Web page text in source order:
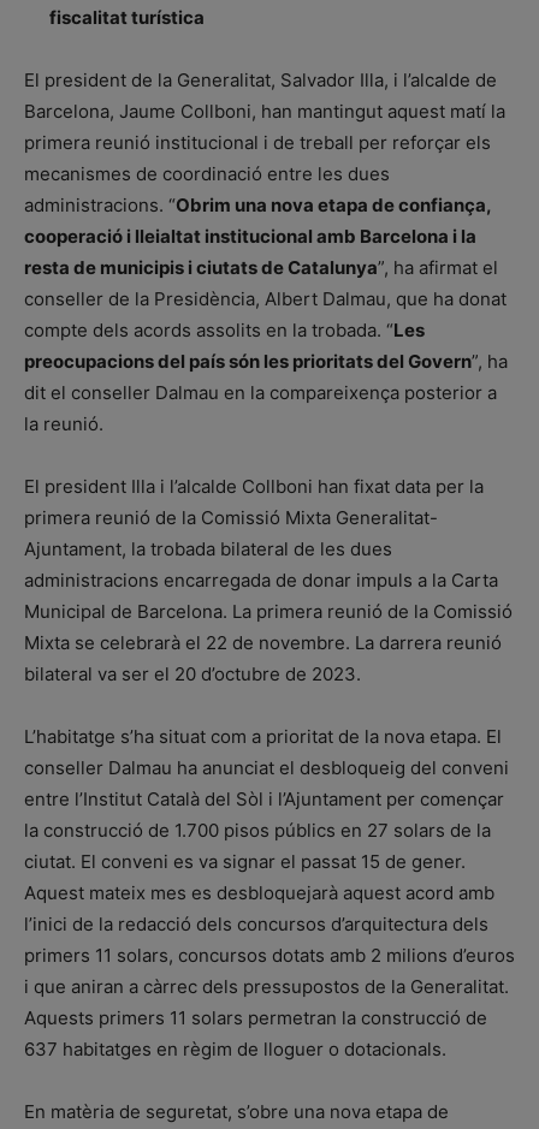
fiscalitat turística
El president de la Generalitat, Salvador Illa, i l’alcalde de
Barcelona, Jaume Collboni, han mantingut aquest matí la
primera reunió institucional i de treball per reforçar els
mecanismes de coordinació entre les dues
administracions. “Obrim una nova etapa de confiança,
cooperació i lleialtat institucional amb Barcelona i la
resta de municipis i ciutats de Catalunya”, ha afirmat el
conseller de la Presidència, Albert Dalmau, que ha donat
compte dels acords assolits en la trobada. “Les
preocupacions del país són les prioritats del Govern”, ha
dit el conseller Dalmau en la compareixença posterior a
la reunió.
El president Illa i l’alcalde Collboni han fixat data per la
primera reunió de la Comissió Mixta Generalitat-
Ajuntament, la trobada bilateral de les dues
administracions encarregada de donar impuls a la Carta
Municipal de Barcelona. La primera reunió de la Comissió
Mixta se celebrarà el 22 de novembre. La darrera reunió
bilateral va ser el 20 d’octubre de 2023.
L’habitatge s’ha situat com a prioritat de la nova etapa. El
conseller Dalmau ha anunciat el desbloqueig del conveni
entre l’Institut Català del Sòl i l’Ajuntament per començar
la construcció de 1.700 pisos públics en 27 solars de la
ciutat. El conveni es va signar el passat 15 de gener.
Aquest mateix mes es desbloquejarà aquest acord amb
l’inici de la redacció dels concursos d’arquitectura dels
primers 11 solars, concursos dotats amb 2 milions d’euros
i que aniran a càrrec dels pressupostos de la Generalitat.
Aquests primers 11 solars permetran la construcció de
637 habitatges en règim de lloguer o dotacionals.
En matèria de seguretat, s’obre una nova etapa de